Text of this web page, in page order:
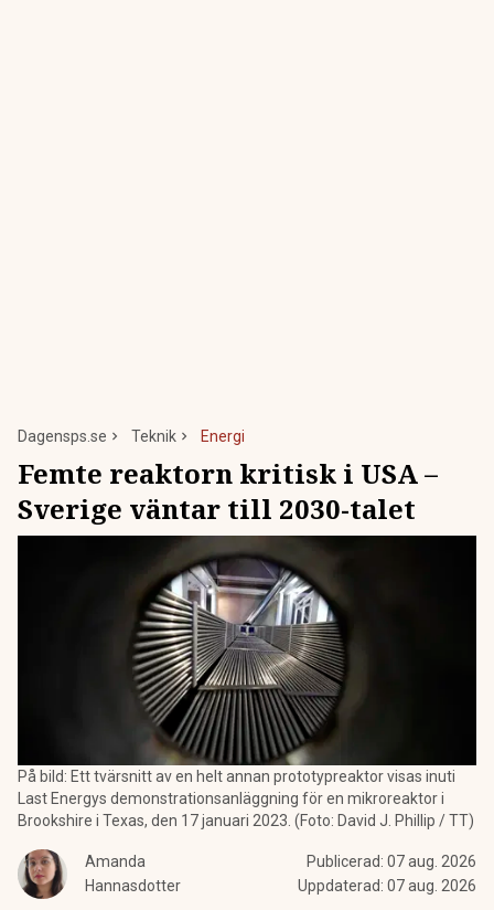
Dagensps.se Teknik Energi
Femte reaktorn kritisk i USA –
Sverige väntar till 2030-talet
På bild: Ett tvärsnitt av en helt annan prototypreaktor visas inuti
Last Energys demonstrationsanläggning för en mikroreaktor i
Brookshire i Texas, den 17 januari 2023. (Foto: David J. Phillip / TT)
Amanda
Hannasdotter
Publicerad: 07 aug. 2026
Uppdaterad: 07 aug. 2026